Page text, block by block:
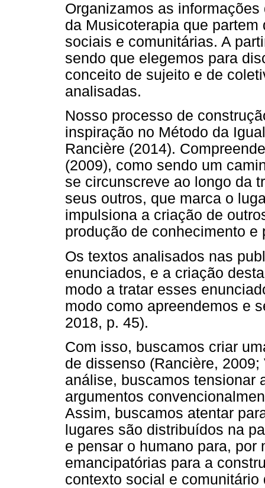
Organizamos as
da Musicoterapia que
sociais e comunitárias. A
sendo que elegemos para
conceito de sujeito e de
analisadas.
Nosso processo de
inspiração no Método da
Rancière (2014).
(2009), como sendo um
se circunscreve ao longo da
seus outros, que marca o
impulsiona a criação de
produção de conhecimento
Os textos analisados nas
enunciados, e a criação
modo a tratar esses
modo como apreendemos e
2018, p. 45).
Com isso, buscamos criar
de dissenso (Rancière,
análise, buscamos tensionar
argumentos
Assim, buscamos atentar
lugares são distribuídos na
e pensar o humano para,
emancipatórias para a
contexto social e comunitário